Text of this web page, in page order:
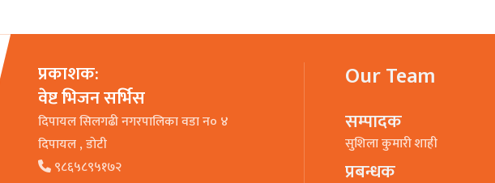
प्रकाशक:
वेष्ट भिजन सर्भिस
दिपायल सिलगढी नगरपालिका वडा न० ४
दिपायल , डाेटी
९८६५८९५१७२
Our Team
सम्पादक
सुशिला कुमारी शाही
प्रबन्धक